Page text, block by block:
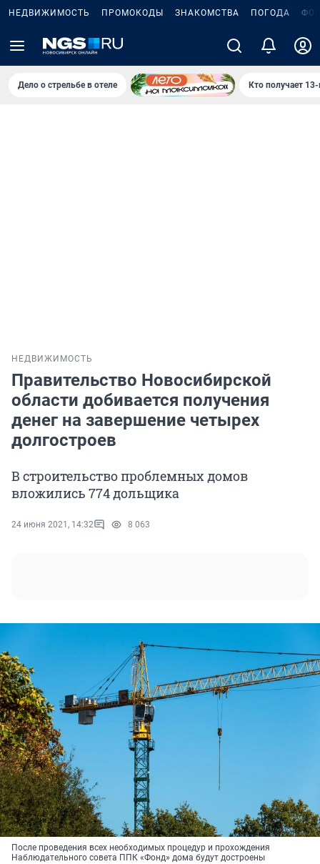
НЕДВИЖИМОСТЬ ПРОМОКОДЫ ЗНАКОМСТВА ПОГОДА
Дело о стрельбе в отеле Кто получает
НЕДВИЖИМОСТЬ
Правительство Новосибирской
области добивается получения
денег на завершение четырех
долгостроев
В строительство проблемных домов
вложились 774 дольщика
24 июня 2021, 14:32 8 063
После проведения всех необходимых процедур и прохождения
Наблюдательного совета ППК «Фонд» дома будут достроены